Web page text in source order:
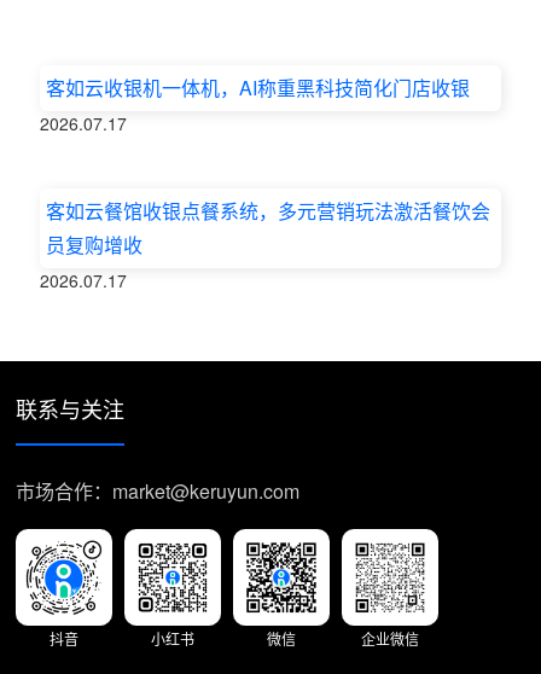
客如云收银机一体机，AI称重黑科技简化门店收银
2026.07.17
客如云餐馆收银点餐系统，多元营销玩法激活餐饮会
员复购增收
2026.07.17
联系与关注
市场合作：market@keruyun.com
抖音 小红书 微信 企业微信